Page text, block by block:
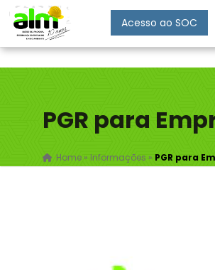
Acesso ao SOC
PGR para
Home» Informações » PGR para
Enviar